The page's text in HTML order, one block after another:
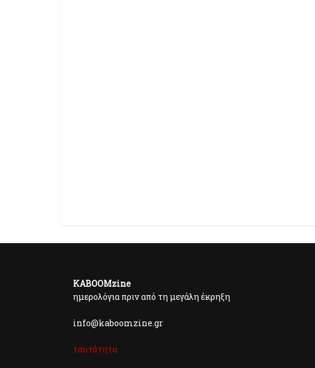
KABOOMzine
ημερολόγια πριν από τη μεγάλη έκρηξη
info@kaboomzine.gr
ταυτότητα